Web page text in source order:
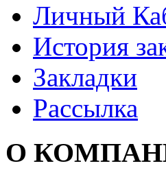
Личный
История
Закладки
Рассылка
О